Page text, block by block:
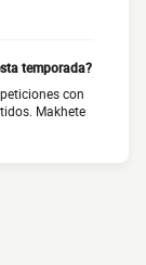
temporada?
con
Makhete